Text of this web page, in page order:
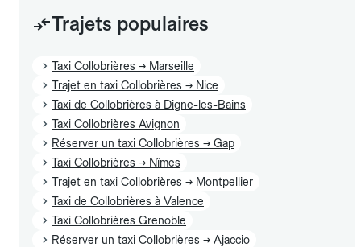
Trajets populaires
Taxi Collobrières → Marseille
Trajet en taxi Collobrières → Nice
Taxi de Collobrières à Digne-les-Bains
Taxi Collobrières Avignon
Réserver un taxi Collobrières → Gap
Taxi Collobrières → Nîmes
Trajet en taxi Collobrières → Montpellier
Taxi de Collobrières à Valence
Taxi Collobrières Grenoble
Réserver un taxi Collobrières → Ajaccio